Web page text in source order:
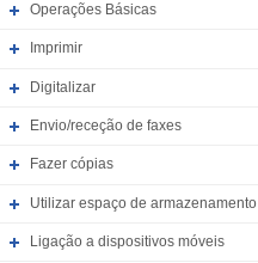
Operações Básicas
Imprimir
Digitalizar
Envio/receção de faxes
Fazer cópias
Utilizar espaço de armazenamento
Ligação a dispositivos móveis